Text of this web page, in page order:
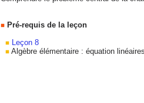
Pré-requis de la leçon
Leçon 8
Algèbre élémentaire : équation